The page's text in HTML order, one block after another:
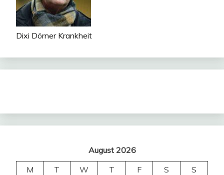
Dixi Dörner Krankheit
August 2026
M
T W T F S
S